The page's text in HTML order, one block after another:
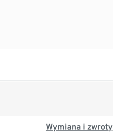
Wymiana i zwroty